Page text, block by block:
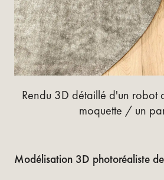
Rendu 3D détaillé d'un robot
moquette / un
Modélisation 3D photoréaliste